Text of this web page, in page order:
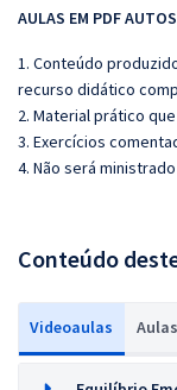
AULAS EM PDF
1. Conteúdo
recurso didático
2. Material prático
3. Exercícios
4. Não será
Conteúdo
Videoaulas